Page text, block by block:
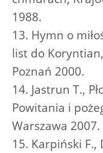
1988.
13. Hymn o
list do
Poznań 2000.
14. Jastrun T.,
Powitania i
Warszawa 2007.
15. Karpiński F.,